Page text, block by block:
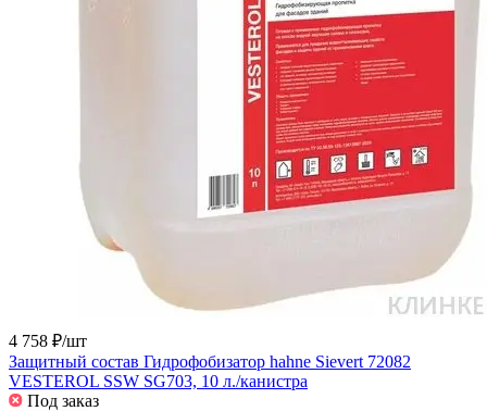
4 758 ₽/шт
Защитный состав Гидрофобизатор hahne Sievert 72082
VESTEROL SSW SG703, 10 л./канистра
Под заказ